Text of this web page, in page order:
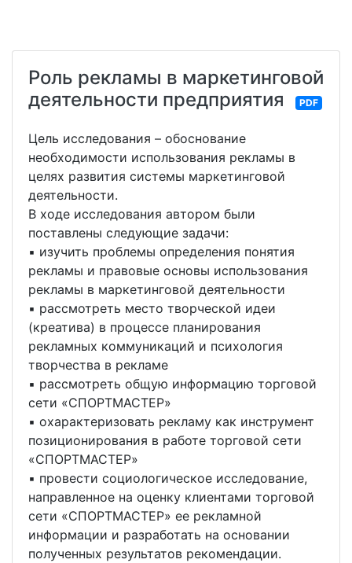
Роль рекламы в маркетинговой
деятельности предприятия
PDF
Цель исследования – обоснование
необходимости использования рекламы в
целях развития системы маркетинговой
деятельности.
В ходе исследования автором были
поставлены следующие задачи:
▪ изучить проблемы определения понятия
рекламы и правовые основы использования
рекламы в маркетинговой деятельности
▪ рассмотреть место творческой идеи
(креатива) в процессе планирования
рекламных коммуникаций и психология
творчества в рекламе
▪ рассмотреть общую информацию торговой
сети «СПОРТМАСТЕР»
▪ охарактеризовать рекламу как инструмент
позиционирования в работе торговой сети
«СПОРТМАСТЕР»
▪ провести социологическое исследование,
направленное на оценку клиентами торговой
сети «СПОРТМАСТЕР» ее рекламной
информации и разработать на основании
полученных результатов рекомендации.